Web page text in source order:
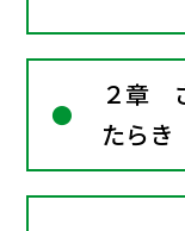
２章
たらき